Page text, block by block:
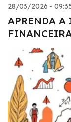
28/03/2026 - 09:35
APRENDA A